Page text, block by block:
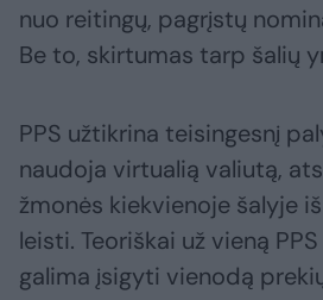
nuo reitingų, pagrįstų
Be to, skirtumas tarp šalių
PPS užtikrina teisingesnį
naudoja virtualią valiutą,
žmonės kiekvienoje šalyje
leisti. Teoriškai už vieną
galima įsigyti vienodą